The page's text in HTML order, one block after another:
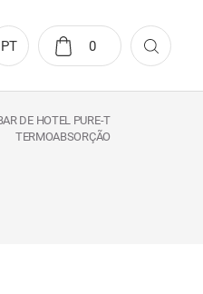
PT 0
DE HOTEL PURE-T
TERMOABSORÇÃO